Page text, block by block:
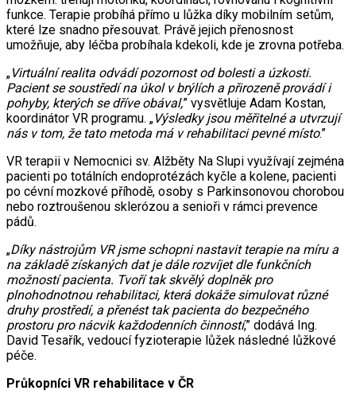
funkce. Terapie probíhá přímo u lůžka díky mobilním setům,
které lze snadno přesouvat. Právě jejich přenosnost
umožňuje, aby léčba probíhala kdekoli, kde je zrovna potřeba.
„Virtuální realita odvádí pozornost od bolesti a úzkosti.
Pacient se soustředí na úkol v brýlích a přirozeně provádí i
pohyby, kterých se dříve obával,” vysvětluje Adam Kostan,
koordinátor VR programu. „Výsledky jsou měřitelné a utvrzují
nás v tom, že tato metoda má v rehabilitaci pevné místo.”
VR terapii v Nemocnici sv. Alžběty Na Slupi využívají zejména
pacienti po totálních endoprotézách kyčle a kolene, pacienti
po cévní mozkové příhodě, osoby s Parkinsonovou chorobou
nebo roztroušenou sklerózou a senioři v rámci prevence
pádů.
„Díky nástrojům VR jsme schopni nastavit terapie na míru a
na základě získaných dat je dále rozvíjet dle funkčních
možností pacienta. Tvoří tak skvělý doplněk pro
plnohodnotnou rehabilitaci, která dokáže simulovat různé
druhy prostředí, a přenést tak pacienta do bezpečného
prostoru pro nácvik každodenních činností,” dodává Ing.
David Tesařík, vedoucí fyzioterapie lůžek následné lůžkové
péče.
Průkopníci VR rehabilitace v ČR